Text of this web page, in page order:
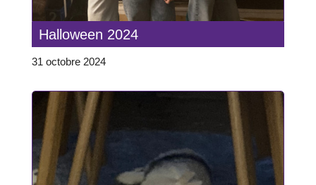
Halloween 2024
31 octobre 2024